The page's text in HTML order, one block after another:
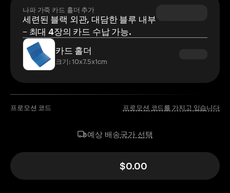
나파 가죽 카드 홀더 추가
세련된 블랙 외관, 대담한 블루 내부
– 최대 4장의 카드 수납 가능.
카드 홀더
크기: 10x7.5x1cm
프로모션 코드 프로모션 코드를 가지고 있습니다
예상 배송국가 선택
$0.00